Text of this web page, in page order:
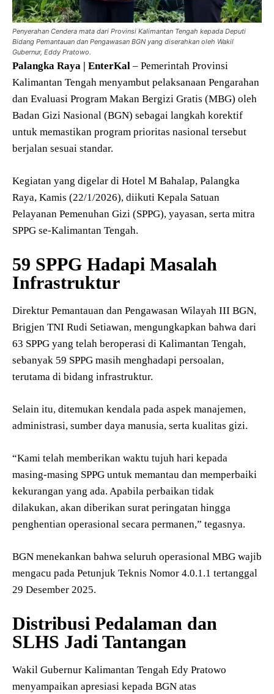
Penyerahan Cendera mata dari Provinsi Kalimantan Tengah kepada Deputi
Bidang Pemantauan dan Pengawasan BGN yang diserahkan oleh Wakil
Gubernur, Eddy Pratowo.
Palangka Raya | EnterKal – Pemerintah Provinsi
Kalimantan Tengah menyambut pelaksanaan Pengarahan
dan Evaluasi Program Makan Bergizi Gratis (MBG) oleh
Badan Gizi Nasional (BGN) sebagai langkah korektif
untuk memastikan program prioritas nasional tersebut
berjalan sesuai standar.
Kegiatan yang digelar di Hotel M Bahalap, Palangka
Raya, Kamis (22/1/2026), diikuti Kepala Satuan
Pelayanan Pemenuhan Gizi (SPPG), yayasan, serta mitra
SPPG se-Kalimantan Tengah.
59 SPPG Hadapi Masalah
Infrastruktur
Direktur Pemantauan dan Pengawasan Wilayah III BGN,
Brigjen TNI Rudi Setiawan, mengungkapkan bahwa dari
63 SPPG yang telah beroperasi di Kalimantan Tengah,
sebanyak 59 SPPG masih menghadapi persoalan,
terutama di bidang infrastruktur.
Selain itu, ditemukan kendala pada aspek manajemen,
administrasi, sumber daya manusia, serta kualitas gizi.
“Kami telah memberikan waktu tujuh hari kepada
masing-masing SPPG untuk memantau dan memperbaiki
kekurangan yang ada. Apabila perbaikan tidak
dilakukan, akan diberikan surat peringatan hingga
penghentian operasional secara permanen,” tegasnya.
BGN menekankan bahwa seluruh operasional MBG wajib
mengacu pada Petunjuk Teknis Nomor 4.0.1.1 tertanggal
29 Desember 2025.
Distribusi Pedalaman dan
SLHS Jadi Tantangan
Wakil Gubernur Kalimantan Tengah Edy Pratowo
menyampaikan apresiasi kepada BGN atas